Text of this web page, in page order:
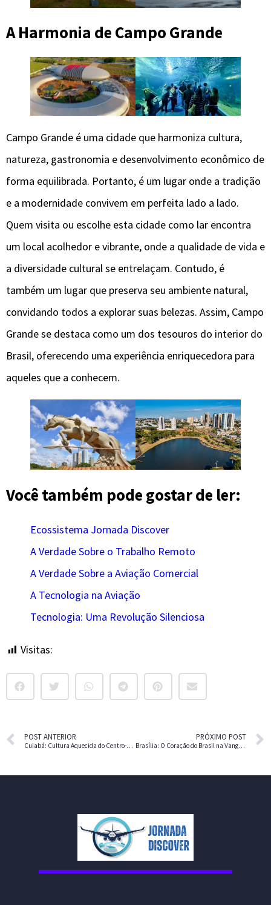
A Harmonia de Campo Grande
Campo Grande é uma cidade que harmoniza cultura,
natureza, gastronomia e desenvolvimento econômico de
forma equilibrada. Portanto, é um lugar onde a tradição
e a modernidade convivem em perfeita lado a lado.
Quem visita ou escolhe esta cidade como lar encontra
um local acolhedor e vibrante, onde a qualidade de vida e
a diversidade cultural se entrelaçam. Contudo, é
também um lugar que preserva seu ambiente natural,
convidando todos a explorar suas belezas. Assim, Campo
Grande se destaca como um dos tesouros do interior do
Brasil, oferecendo uma experiência enriquecedora para
aqueles que a conhecem.
Você também pode gostar de ler:
Ecossistema Jornada Discover
A Verdade Sobre o Trabalho Remoto
A Verdade Sobre a Aviação Comercial
A Tecnologia na Aviação
Tecnologia: Uma Revolução Silenciosa
Visitas:
POST ANTERIOR
Cuiabá: Cultura Aquecida do Centro-Oeste
PRÓXIMO POST
Brasília: O Coração do Brasil na Vanguarda do Século 21